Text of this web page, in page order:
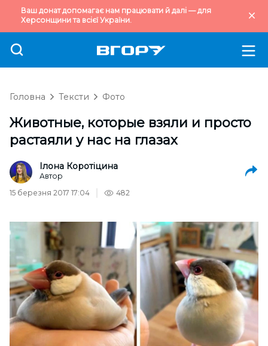
Ваш донат допомагає нам працювати й далі — для
Херсонщини та всієї України.
Головна Тексти Фото
Животные, которые взяли и просто
растаяли у нас на глазах
Ілона Коротіцина
Автор
15 березня 2017 17:04
482